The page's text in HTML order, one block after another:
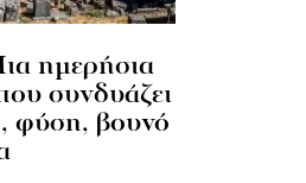
ημερήσια
συνδυάζει
φύση, βουνό